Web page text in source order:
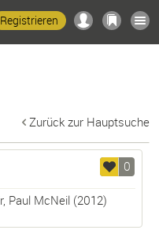
Registrieren
Zurück zur Hauptsuche
0
, Paul McNeil(2012)